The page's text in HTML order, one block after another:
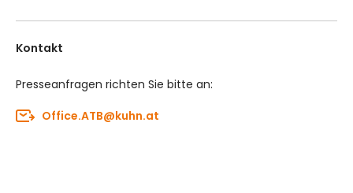
Kontakt
Presseanfragen richten Sie bitte an:
Office.ATB@kuhn.at